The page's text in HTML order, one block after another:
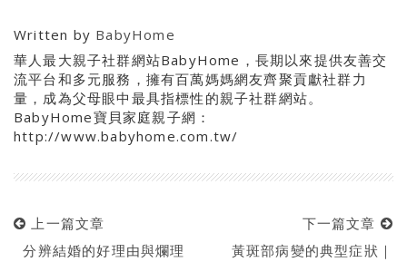
Written by BabyHome
華人最大親子社群網站BabyHome，長期以來提供友善交
流平台和多元服務，擁有百萬媽媽網友齊聚貢獻社群力
量，成為父母眼中最具指標性的親子社群網站。
BabyHome寶貝家庭親子網：
http://www.babyhome.com.tw/
上一篇文章
分辨結婚的好理由與爛理
下一篇文章
黃斑部病變的典型症狀｜